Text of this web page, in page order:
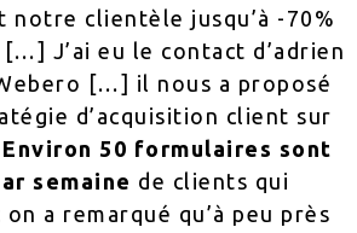
notre clientèle jusqu’à -70%
[…] J’ai eu le contact d’adrien
[…] il nous a proposé
d’acquisition client sur
Environ 50 formulaires sont
semaine de clients qui
a remarqué qu’à peu près